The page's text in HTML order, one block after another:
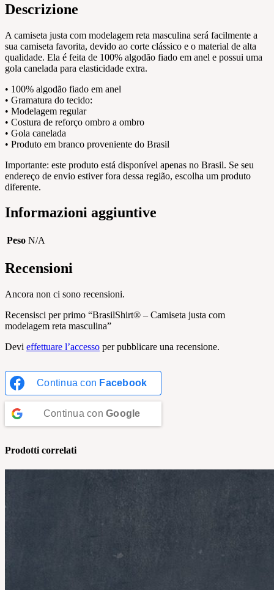
Descrizione
A camiseta justa com modelagem reta masculina será facilmente a
sua camiseta favorita, devido ao corte clássico e o material de alta
qualidade. Ela é feita de 100% algodão fiado em anel e possui uma
gola canelada para elasticidade extra.
• 100% algodão fiado em anel
• Gramatura do tecido:
• Modelagem regular
• Costura de reforço ombro a ombro
• Gola canelada
• Produto em branco proveniente do Brasil
Importante: este produto está disponível apenas no Brasil. Se seu
endereço de envio estiver fora dessa região, escolha um produto
diferente.
Informazioni aggiuntive
Peso N/A
Recensioni
Ancora non ci sono recensioni.
Recensisci per primo “BrasilShirt® – Camiseta justa com
modelagem reta masculina”
Devi effettuare l’accesso per pubblicare una recensione.
Continua con Facebook
Continua con Google
Prodotti correlati